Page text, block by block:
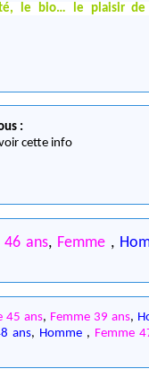
le bio… le plaisir de
:
cette info
46 ans, Femme ,
45 ans, Femme 39 ans,
ans, Homme , Femme